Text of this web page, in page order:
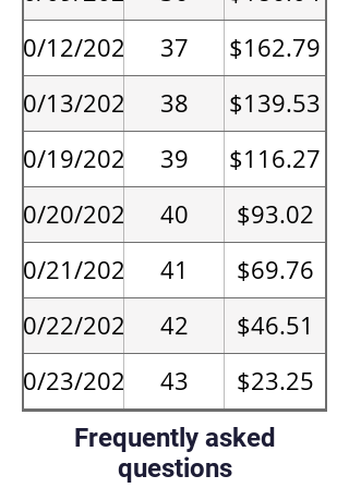
10/12/2026
37
$162.79
10/13/2026
38
$139.53
10/19/2026
39
$116.27
10/20/2026
40
$93.02
10/21/2026
41
$69.76
10/22/2026
42
$46.51
10/23/2026
43
$23.25
After
10/23/2026
44+ $0.00
Frequently asked
questions